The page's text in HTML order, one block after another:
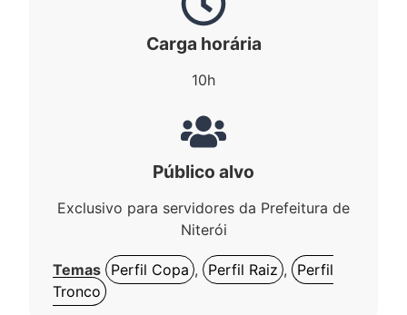
Carga horária
10h
Público alvo
Exclusivo para servidores da Prefeitura de
Niterói
Temas Perfil Copa , Perfil Raiz ,
Perfil
Tronco